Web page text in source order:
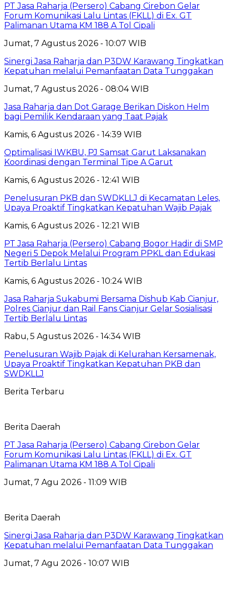
PT Jasa Raharja (Persero) Cabang Cirebon Gelar
Forum Komunikasi Lalu Lintas (FKLL) di Ex. GT
Palimanan Utama KM 188 A Tol Cipali
Jumat, 7 Agustus 2026 - 10:07 WIB
Sinergi Jasa Raharja dan P3DW Karawang Tingkatkan
Kepatuhan melalui Pemanfaatan Data Tunggakan
Jumat, 7 Agustus 2026 - 08:04 WIB
Jasa Raharja dan Dot Garage Berikan Diskon Helm
bagi Pemilik Kendaraan yang Taat Pajak
Kamis, 6 Agustus 2026 - 14:39 WIB
Optimalisasi IWKBU, PJ Samsat Garut Laksanakan
Koordinasi dengan Terminal Tipe A Garut
Kamis, 6 Agustus 2026 - 12:41 WIB
Penelusuran PKB dan SWDKLLJ di Kecamatan Leles,
Upaya Proaktif Tingkatkan Kepatuhan Wajib Pajak
Kamis, 6 Agustus 2026 - 12:21 WIB
PT Jasa Raharja (Persero) Cabang Bogor Hadir di SMP
Negeri 5 Depok Melalui Program PPKL dan Edukasi
Tertib Berlalu Lintas
Kamis, 6 Agustus 2026 - 10:24 WIB
Jasa Raharja Sukabumi Bersama Dishub Kab Cianjur,
Polres Cianjur dan Rail Fans Cianjur Gelar Sosialisasi
Tertib Berlalu Lintas
Rabu, 5 Agustus 2026 - 14:34 WIB
Penelusuran Wajib Pajak di Kelurahan Kersamenak,
Upaya Proaktif Tingkatkan Kepatuhan PKB dan
SWDKLLJ
Berita Terbaru
Berita Daerah
PT Jasa Raharja (Persero) Cabang Cirebon Gelar
Forum Komunikasi Lalu Lintas (FKLL) di Ex. GT
Palimanan Utama KM 188 A Tol Cipali
Jumat, 7 Agu 2026 - 11:09 WIB
Berita Daerah
Sinergi Jasa Raharja dan P3DW Karawang Tingkatkan
Kepatuhan melalui Pemanfaatan Data Tunggakan
Jumat, 7 Agu 2026 - 10:07 WIB